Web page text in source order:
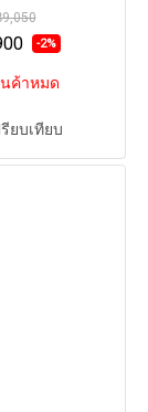
ปรับ
หรือนั่ง เคลื่อนที่
ชั้นวางปริ๊นเตอร์
อมพิวเตอร์
-2%
ค้าหมด
รียบเทียบ